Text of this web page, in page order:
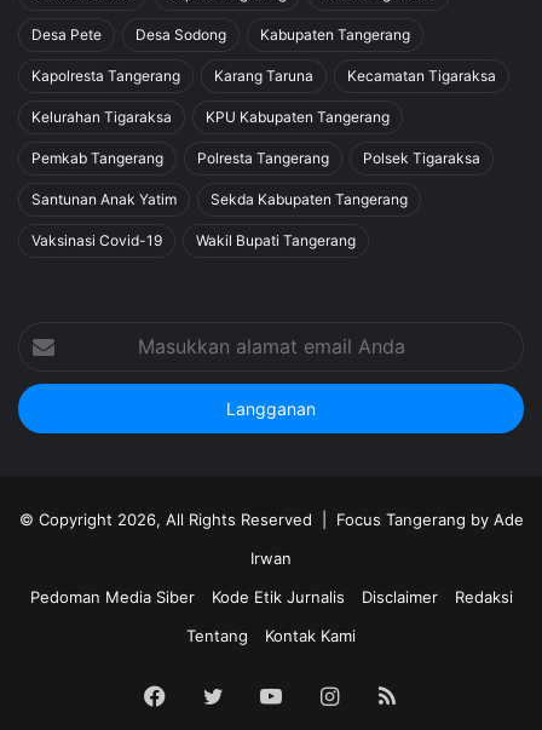
Desa Pete Desa Sodong Kabupaten Tangerang
Kapolresta Tangerang Karang Taruna Kecamatan Tigaraksa
Kelurahan Tigaraksa KPU Kabupaten Tangerang
Pemkab Tangerang Polresta Tangerang Polsek Tigaraksa
Santunan Anak Yatim Sekda Kabupaten Tangerang
Vaksinasi Covid-19 Wakil Bupati Tangerang
alamat
email
Anda
© Copyright 2026, All Rights Reserved | Focus Tangerang by Ade
Irwan
Pedoman Media Siber
Kode Etik Jurnalis Disclaimer
Redaksi
Tentang
Kontak Kami
Facebook
Twitter YouTubeInstagram